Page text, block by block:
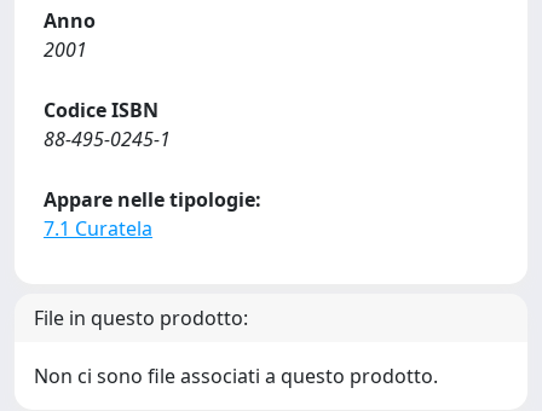
Anno
2001
Codice ISBN
88-495-0245-1
Appare nelle tipologie:
7.1 Curatela
File in questo prodotto:
Non ci sono file associati a questo prodotto.